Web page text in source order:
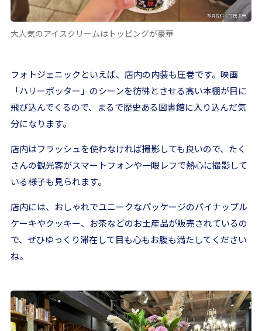
大人気のアイスクリームはトッピングが豪華
フォトジェニックといえば、店内の内装も圧巻です。映画
「ハリーポッター」のシーンを彷彿とさせる高い本棚が目に
飛び込んでくるので、まるで歴史ある図書館に入り込んだ気
分になります。
店内はフラッシュを使わなければ撮影しても良いので、たく
さんの観光客がスマートフォンや一眼レフで熱心に撮影して
いる様子も見られます。
店内には、おしゃれでユニークなパッケージのパイナップル
ケーキやクッキー、お茶などのお土産品が販売されているの
で、ぜひゆっくり滞在して目も心もお腹も満たしてください
ね。